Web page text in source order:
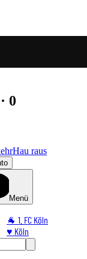
0
Hau raus
Menü
🐐 1. FC Köln
♥️ Köln
⭐ Promi